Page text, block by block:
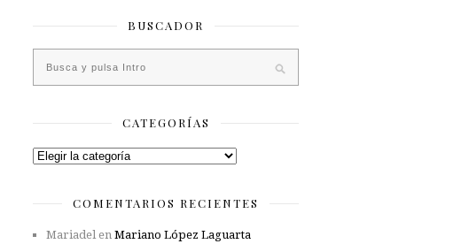
BUSCADOR
CATEGORÍAS
Categorías
COMENTARIOS RECIENTES
Mariadelen Mariano López Laguarta